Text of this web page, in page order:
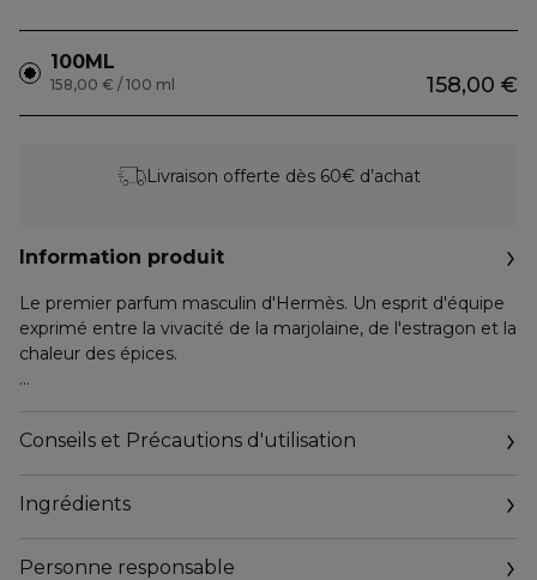
100ML
158,00 €
158,00 € / 100 ml
Livraison offerte dès 60€ d’achat
Information produit
Le premier parfum masculin d'Hermès. Un esprit d'équipe
exprimé entre la vivacité de la marjolaine, de l'estragon et la
chaleur des épices.
de partage et d'équipe, le premier parfum masculin
d'Hermès est un roman qui se caractérise par une
Equipage est un juste équilibre entre force et délicatesse,
de notes boisées veloutées.
Conseils et Précautions d'utilisation
Ingrédients
Personne responsable